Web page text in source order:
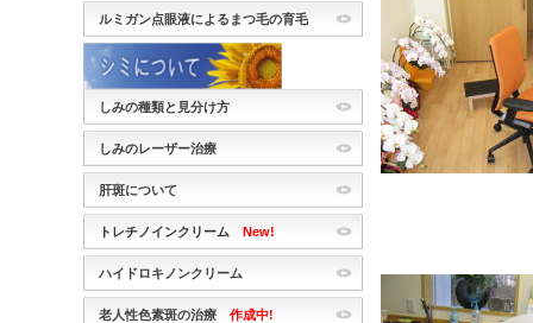
ルミガン点眼液によるまつ毛の育毛
しみの種類と見分け方
しみのレーザー治療
肝斑について
トレチノインクリーム New!
ハイドロキノンクリーム
老人性色素斑の治療 作成中!